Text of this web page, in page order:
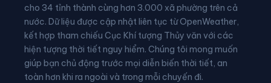
Xã Cẩm Tân Xã Cẩm Thạch
Xã Cẩm Thủy Xã Cẩm Tú
Xã Cẩm Vân Xã Cổ Lũng
cho 34 tỉnh thành cùng hơn 3.000 xã phường trên cả
nước. Dữ liệu được cập nhật liên tục từ OpenWeather,
kết hợp tham chiếu Cục Khí tượng Thủy văn với các
hiện tượng thời tiết nguy hiểm. Chúng tôi mong muốn
giúp bạn chủ động trước mọi diễn biến thời tiết, an
toàn hơn khi ra ngoài và trong mỗi chuyến đi.